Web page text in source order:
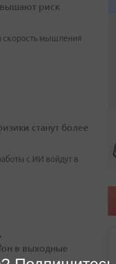
риск
скорость мышления
станут более
с ИИ войдут в
в выходные